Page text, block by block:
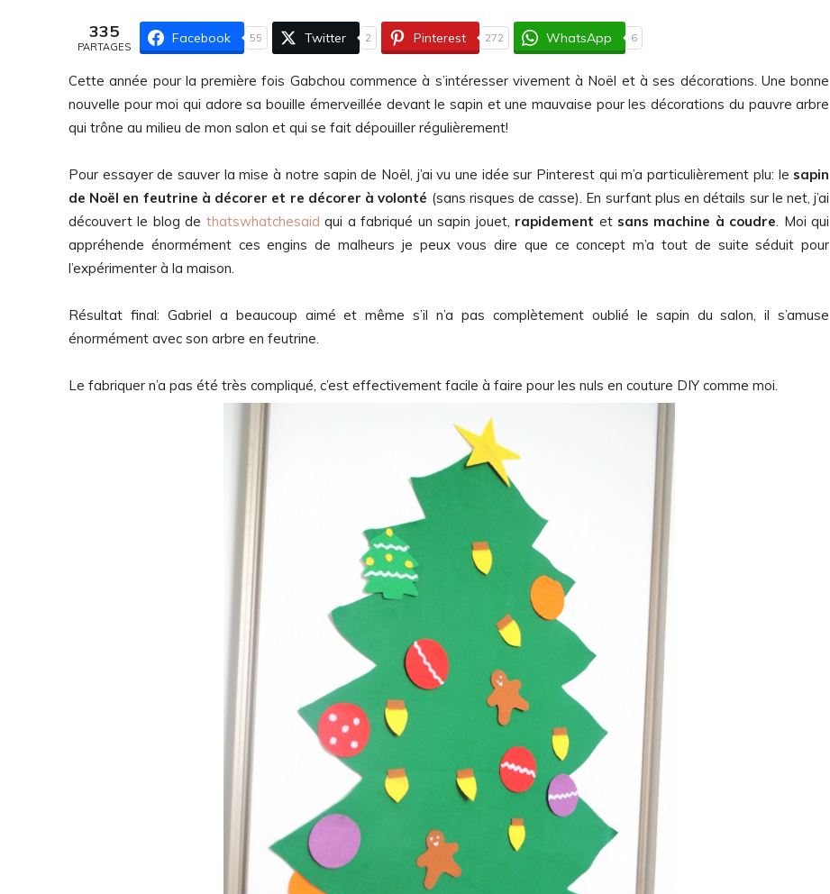
335
PARTAGES
Facebook 55 Twitter 2 Pinterest 272 WhatsApp 6
Cette année pour la première fois Gabchou commence à s’intéresser vivement à Noël et à ses décorations. Une bonne
nouvelle pour moi qui adore sa bouille émerveillée devant le sapin et une mauvaise pour les décorations du pauvre arbre
qui trône au milieu de mon salon et qui se fait dépouiller régulièrement!
Pour essayer de sauver la mise à notre sapin de Noël, j’ai vu une idée sur Pinterest qui m’a particulièrement plu: le sapin
de Noël en feutrine à décorer et re décorer à volonté (sans risques de casse). En surfant plus en détails sur le net, j’ai
découvert le blog de thatswhatchesaid qui a fabriqué un sapin jouet, rapidement et sans machine à coudre. Moi qui
appréhende énormément ces engins de malheurs je peux vous dire que ce concept m’a tout de suite séduit pour
l’expérimenter à la maison.
Résultat final: Gabriel a beaucoup aimé et même s’il n’a pas complètement oublié le sapin du salon, il s’amuse
énormément avec son arbre en feutrine.
Le fabriquer n’a pas été très compliqué, c’est effectivement facile à faire pour les nuls en couture DIY comme moi.